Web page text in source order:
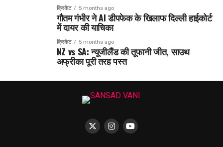
क्रिकेट 5 months ago
गौतम गंभीर ने AI डीपफेक के खिलाफ दिल्ली हाईकोर्ट
में दायर की याचिका
क्रिकेट 5 months ago
NZ vs SA: न्यूजीलैंड की तूफानी जीत, साउथ
अफ्रीका पूरी तरह पस्त